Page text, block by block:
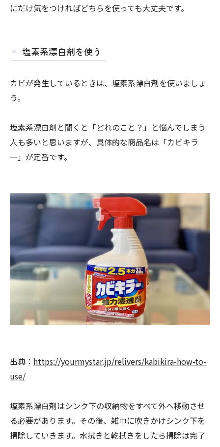
にだけ気をつければどちらを使っても大丈夫です。
塩素系漂白剤を使う
カビが発生しているときは、塩素系漂白剤を使いましょ
う。
塩素系漂白剤と聞くと「どれのこと？」と悩んでしまう
人も多いと思いますが、具体的な商品名は「カビキラ
ー」が定番です。
出典： https://yourmystar.jp/relivers/kabikira-how-to-
use/
塩素系漂白剤はシンク下の収納物をすべて外へ移動させ
る必要があります。その後、雑巾に吹きかけシンク下を
掃除していきます。水拭きと乾拭きをしたら掃除は完了